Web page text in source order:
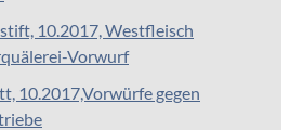
10.2017, Westfleisch
Vorwurf
10.2017,Vorwürfe gegen